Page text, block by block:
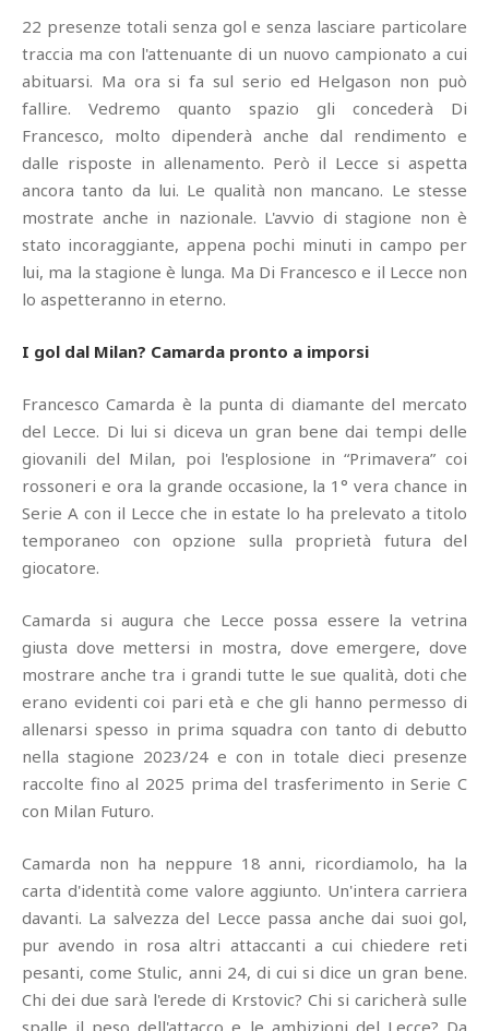
22 presenze totali senza gol e senza lasciare particolare
traccia ma con l'attenuante di un nuovo campionato a cui
abituarsi. Ma ora si fa sul serio ed Helgason non può
fallire. Vedremo quanto spazio gli concederà Di
Francesco, molto dipenderà anche dal rendimento e
dalle risposte in allenamento. Però il Lecce si aspetta
ancora tanto da lui. Le qualità non mancano. Le stesse
mostrate anche in nazionale. L'avvio di stagione non è
stato incoraggiante, appena pochi minuti in campo per
lui, ma la stagione è lunga. Ma Di Francesco e il Lecce non
lo aspetteranno in eterno.
I gol dal Milan? Camarda pronto a imporsi
Francesco Camarda è la punta di diamante del mercato
del Lecce. Di lui si diceva un gran bene dai tempi delle
giovanili del Milan, poi l'esplosione in “Primavera” coi
rossoneri e ora la grande occasione, la 1° vera chance in
Serie A con il Lecce che in estate lo ha prelevato a titolo
temporaneo con opzione sulla proprietà futura del
giocatore.
Camarda si augura che Lecce possa essere la vetrina
giusta dove mettersi in mostra, dove emergere, dove
mostrare anche tra i grandi tutte le sue qualità, doti che
erano evidenti coi pari età e che gli hanno permesso di
allenarsi spesso in prima squadra con tanto di debutto
nella stagione 2023/24 e con in totale dieci presenze
raccolte fino al 2025 prima del trasferimento in Serie C
con Milan Futuro.
Camarda non ha neppure 18 anni, ricordiamolo, ha la
carta d'identità come valore aggiunto. Un'intera carriera
davanti. La salvezza del Lecce passa anche dai suoi gol,
pur avendo in rosa altri attaccanti a cui chiedere reti
pesanti, come Stulic, anni 24, di cui si dice un gran bene.
Chi dei due sarà l'erede di Krstovic? Chi si caricherà sulle
spalle il peso dell'attacco e le ambizioni del Lecce? Da